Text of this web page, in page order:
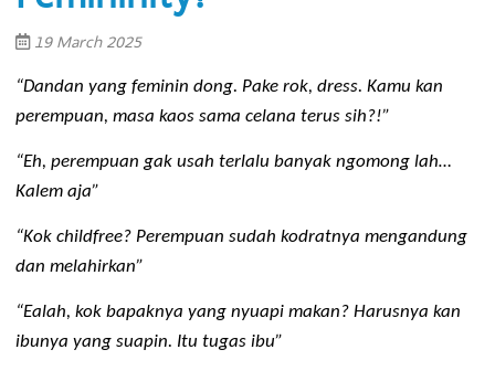
Femininity!
19 March 2025
“Dandan yang feminin dong. Pake rok, dress. Kamu kan
perempuan, masa kaos sama celana terus sih?!”
“Eh, perempuan gak usah terlalu banyak ngomong lah…
Kalem aja”
dan melahirkan”